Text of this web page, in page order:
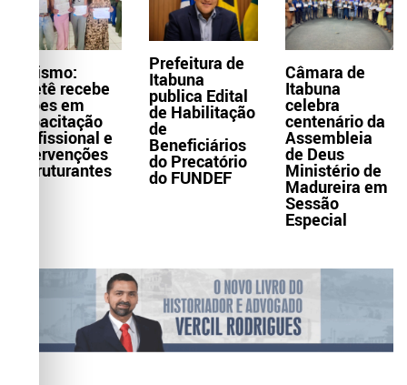
Turismo:
Itaetê recebe
ações em
capacitação
profissional e
intervenções
estruturantes
Prefeitura de
Itabuna
publica Edital
de Habilitação
de
Beneficiários
do Precatório
do FUNDEF
Câmara de
Itabuna
celebra
centenário da
Assembleia
de Deus
Ministério de
Madureira em
Sessão
Especial